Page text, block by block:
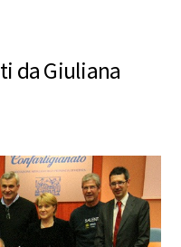
da Giuliana